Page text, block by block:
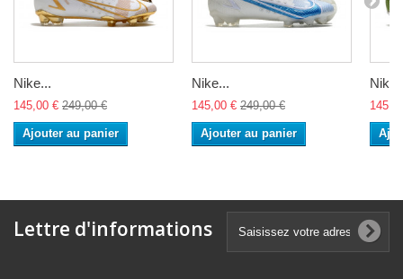
Nike...
145,00 € 249,00 €
Ajouter au panier
Nike...
145,00 € 249,00 €
Ajouter au panier
Lettre d'informations